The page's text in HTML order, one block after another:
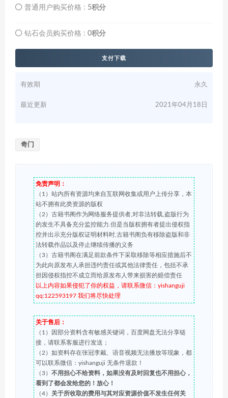
普通用户购买价格 : 5积分
钻石会员购买价格 : 0积分
支付下载
有效期 永久
最近更新 2021年04月18日
奇门
免责声明：
（1）站内所有资源均来自互联网收集或用户上传分享，本
站不拥有此类资源的版权
（2）古籍书阁作为网络服务提供者,对非法转载,盗版行为
的发生不具备充分监控能力.但是当版权拥有者提出侵权指
控并出示充分版权证明材料时,古籍书阁负有移除盗版和非
法转载作品以及停止继续传播的义务
（3）古籍书阁在满足前款条件下采取移除等相应措施后不
为此向原发布人承担违约责任或其他法律责任，包括不承
担因侵权指控不成立而给原发布人带来损害的赔偿责任
以上内容如果侵犯了你的权益，请联系微信：yishanguji
qq:122593197 我们将尽快处理
关于售后：
（1）因部分资料含有敏感关键词，百度网盘无法分享链
接，请联系客服进行发送；
（2）如资料存在张冠李戴、语音视频无法播放等现象，都
可以联系微信：yishanguji 无条件退款！
（3） 不用担心不给资料，如果没有及时回复也不用担心，
看到了都会发给您的！放心！
（4） 关于所收取的费用与其对应资源价值不发生任何关